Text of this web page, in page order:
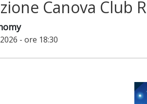
Canova Club
- ore 18:30